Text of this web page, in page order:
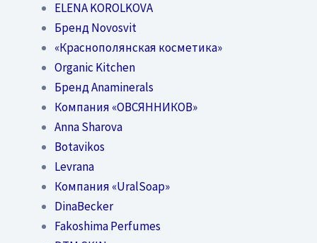
ELENA KOROLKOVA
Бренд Novosvit
«Краснополянская косметика»
Organic Kitchen
Бренд Anaminerals
Компания «ОВСЯННИКОВ»
Anna Sharova
Botavikos
Levrana
Компания «UralSoap»
DinaBecker
Fakoshima Perfumes